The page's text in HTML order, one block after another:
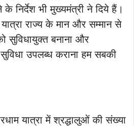
के निर्देश भी मुख्यमंत्री ने दिये हैं।
राज्य के मान और सम्मान से
सुविधायुक्त बनाना और
उपलब्ध कराना हम सबकी
यात्रा में श्रद्धालुओं की संख्या